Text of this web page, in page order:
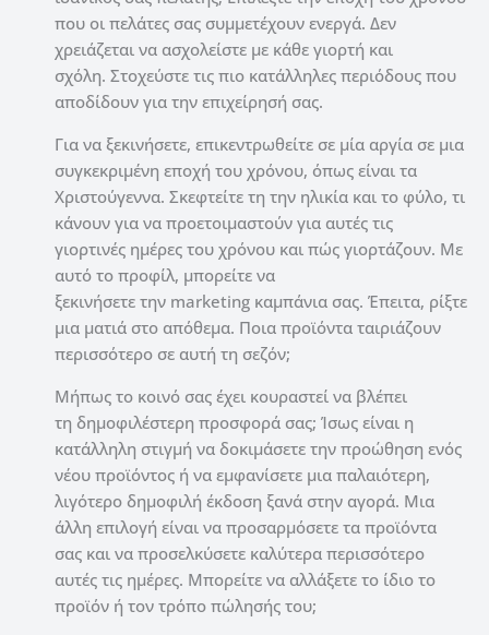
που οι πελάτες σας συμμετέχουν ενεργά. Δεν
χρειάζεται να ασχολείστε με κάθε γιορτή και
σχόλη. Στοχεύστε τις πιο κατάλληλες περιόδους που
αποδίδουν για την επιχείρησή σας.
Για να ξεκινήσετε, επικεντρωθείτε σε μία αργία σε μια
συγκεκριμένη εποχή του χρόνου, όπως είναι τα
Χριστούγεννα. Σκεφτείτε τη την ηλικία και το φύλο, τι
κάνουν για να προετοιμαστούν για αυτές τις
γιορτινές ημέρες του χρόνου και πώς γιορτάζουν. Με
αυτό το προφίλ, μπορείτε να
ξεκινήσετε την marketing καμπάνια σας. Έπειτα, ρίξτε
μια ματιά στο απόθεμα. Ποια προϊόντα ταιριάζουν
περισσότερο σε αυτή τη σεζόν;
Μήπως το κοινό σας έχει κουραστεί να βλέπει
τη δημοφιλέστερη προσφορά σας; Ίσως είναι η
κατάλληλη στιγμή να δοκιμάσετε την προώθηση ενός
νέου προϊόντος ή να εμφανίσετε μια παλαιότερη,
λιγότερο δημοφιλή έκδοση ξανά στην αγορά. Μια
άλλη επιλογή είναι να προσαρμόσετε τα προϊόντα
σας και να προσελκύσετε καλύτερα περισσότερο
αυτές τις ημέρες. Μπορείτε να αλλάξετε το ίδιο το
προϊόν ή τον τρόπο πώλησής του;